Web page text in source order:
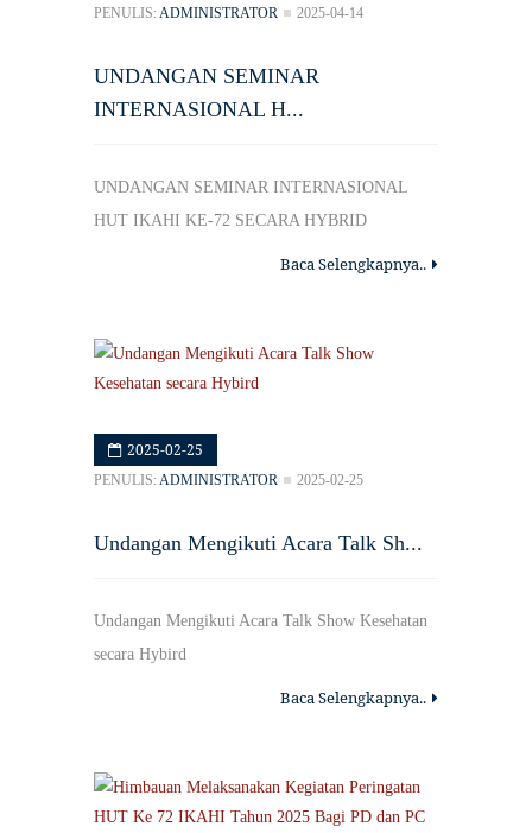
PENULIS:ADMINISTRATOR 2025-04-14
UNDANGAN SEMINAR
INTERNASIONAL H...
UNDANGAN SEMINAR INTERNASIONAL
HUT IKAHI KE-72 SECARA HYBRID
Baca Selengkapnya..
2025-02-25
PENULIS:ADMINISTRATOR 2025-02-25
Undangan Mengikuti Acara Talk Sh...
Undangan Mengikuti Acara Talk Show Kesehatan
secara Hybird
Baca Selengkapnya..